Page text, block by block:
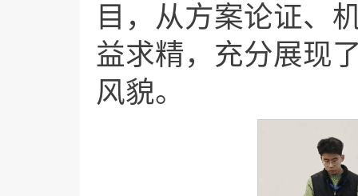
目，从方案论证、
益求精，充分展现
风貌。